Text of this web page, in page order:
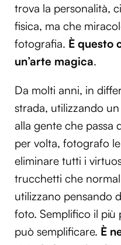
trova la personalità,
fisica, ma che
fotografia. È questo
un’arte magica.
Da molti anni, in
strada, utilizzando
alla gente che passa
per volta, fotografo
eliminare tutti i
trucchetti che
utilizzano pensando
foto. Semplifico il più
può semplificare. È